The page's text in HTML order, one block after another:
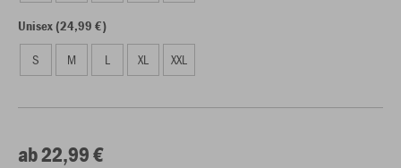
Unisex (24,99 €)
S M L XL XXL
ab 22,99 €